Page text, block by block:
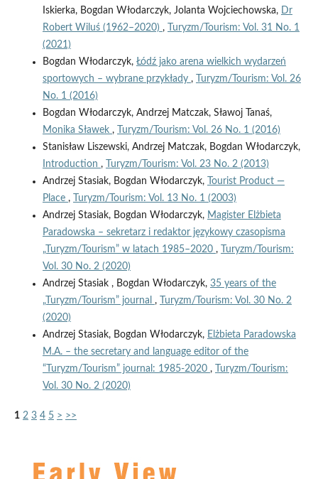
Iskierka, Bogdan Włodarczyk, Jolanta Wojciechowska, Dr
Robert Wiluś (1962–2020) ,
Turyzm/Tourism: Vol. 31 No. 1
(2021)
Bogdan Włodarczyk, Łódź jako arena wielkich wydarzeń
sportowych – wybrane przykłady ,
Turyzm/Tourism: Vol. 26
No. 1 (2016)
Bogdan Włodarczyk, Andrzej Matczak, Sławoj Tanaś,
Monika Sławek ,
Turyzm/Tourism: Vol. 26 No. 1 (2016)
Stanisław Liszewski, Andrzej Matczak, Bogdan Włodarczyk,
Introduction ,
Turyzm/Tourism: Vol. 23 No. 2 (2013)
Andrzej Stasiak, Bogdan Włodarczyk,
Tourist Product —
Place ,
Turyzm/Tourism: Vol. 13 No. 1 (2003)
Andrzej Stasiak, Bogdan Włodarczyk, Magister Elżbieta
Paradowska – sekretarz i redaktor językowy czasopisma
„Turyzm/Tourism” w latach 1985–2020 ,
Turyzm/Tourism:
Vol. 30 No. 2 (2020)
Andrzej Stasiak , Bogdan Włodarczyk, 35 years of the
„Turyzm/Tourism” journal ,
Turyzm/Tourism: Vol. 30 No. 2
(2020)
Andrzej Stasiak, Bogdan Włodarczyk, Elżbieta Paradowska
M.A. – the secretary and language editor of the
“Turyzm/Tourism” journal: 1985-2020 ,
Turyzm/Tourism:
Vol. 30 No. 2 (2020)
1 2 3 4 5 > >>